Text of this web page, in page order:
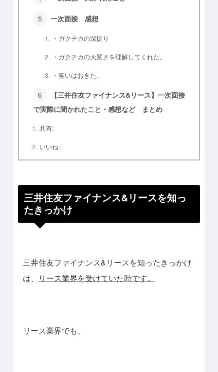
一次面接 感想
・ガクチカの深掘り
・ガクチカの大変さを理解してくれた。
・笑いはおきた。
【三井住友ファイナンス&リース】一次面接
で実際に聞かれたこと・感想など まとめ
共有:
いいね:
三井住友ファイナンス&リースを知っ
たきっかけ
三井住友ファイナンス&リースを知ったきっかけ
は、
リース業界を受けていた時です。
リース業界でも、